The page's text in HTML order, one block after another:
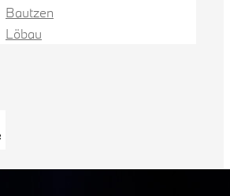
Bautzen
Löbau